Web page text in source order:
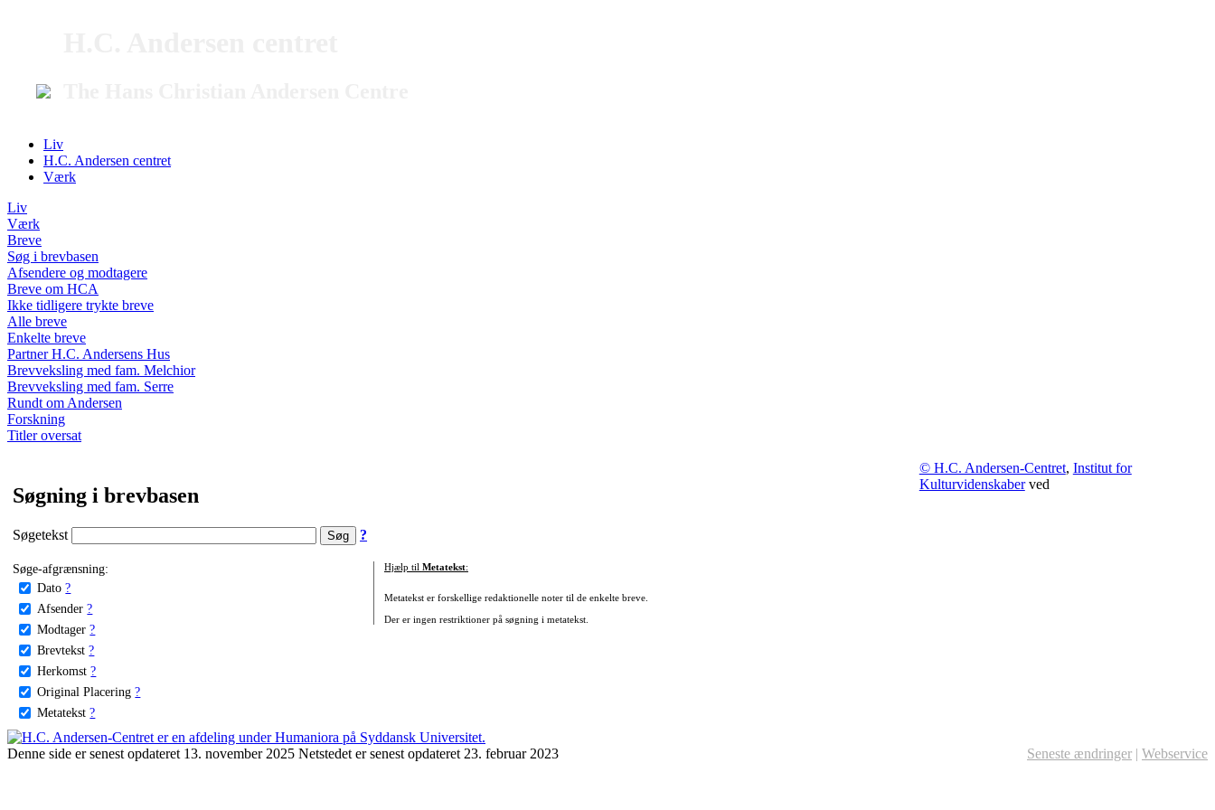
Liv
H.C. Andersen centret
Værk
Liv
Værk
Breve
Søg i brevbasen
Afsendere og modtagere
Breve om HCA
Ikke tidligere trykte breve
Alle breve
Enkelte breve
Partner H.C. Andersens Hus
Brevveksling med fam. Melchior
Brevveksling med fam. Serre
Rundt om Andersen
Forskning
Titler oversat
Søgning i brevbasen
Søgetekst ?
Søge-afgrænsning:
Dato ?
Afsender ?
Modtager ?
Brevtekst ?
Herkomst ?
Original Placering ?
Metatekst ?
Hjælp til Metatekst:
Metatekst er forskellige redaktionelle noter til de enkelte breve.
Der er ingen restriktioner på søgning i metatekst.
© H.C. Andersen-Centret, Institut for
Kulturvidenskaberved
Denne side er senest opdateret 13. november 2025 Netstedet er senest opdateret 23. februar 2023 Seneste ændringer | Webservice